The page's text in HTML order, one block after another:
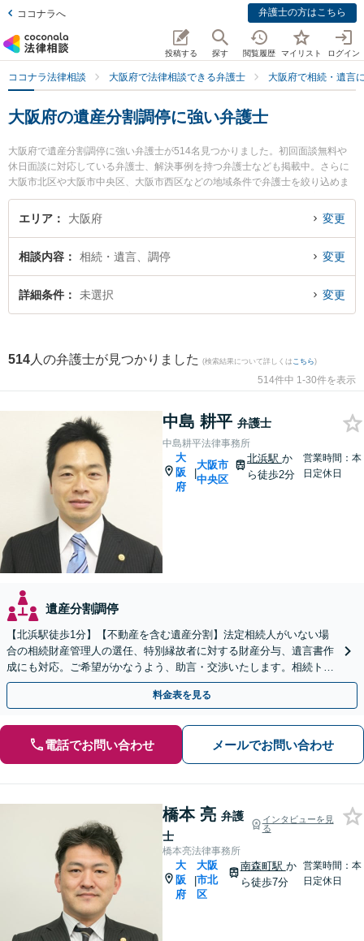
ココナラへ 弁護士の方はこちら
投稿する 探す 閲覧履歴 マイリスト ログイン
ココナラ法律相談 大阪府で法律相談できる弁護士 大阪府で相続・遺言
大阪府の遺産分割調停に強い弁護士
大阪府で遺産分割調停に強い弁護士が514名見つかりました。初回面談無料や
休日面談に対応している弁護士、解決事例を持つ弁護士なども掲載中。さらに
大阪市北区や大阪市中央区、大阪市西区などの地域条件で弁護士を絞り込めま
す。相続・遺言に関係する家族間の相続トラブルや認知症の相続、遺産分割等
の細かな分野での絞り込み検索もでき便利です。特に中島耕平法律事務所の中
『大阪府で土日や夜間に発生した遺産分割調停のトラブルを今すぐに弁護士に
相談したい』『遺産分割調停のトラブル解決の実績豊富な近くの弁護士を検索
したい』『初回相談無料で遺産分割調停を法律相談できる大阪府内の弁護士に
エリア 大阪府 変更
相談内容 相続・遺言、調停 変更
詳細条件 未選択 変更
514 人の弁護士が見つかりました (検索結果について詳しくは こちら)
514件中 1-30件を表示
中島 耕平 弁護士
中島耕平法律事務所
大
阪
府
|
大阪市
中央区
北浜駅 か
ら徒歩2分
営業時間：本
日定休日
遺産分割調停
【北浜駅徒歩1分】【不動産を含む遺産分割】法定相続人がいない場
合の相続財産管理人の選任、特別縁故者に対する財産分与、遺言書作
成にも対応。ご希望がかなうよう、助言・交渉いたします。相続トラ
ブルはお任せください！【税理士と連携】【秘密厳守】
料金表を見る
電話でお問い合わせ メールでお問い合わせ
橋本 亮 弁護
士
インタビューを見
る
橋本亮法律事務所
大
阪
府
|
大阪
市北
区
南森町駅 か
ら徒歩7分
営業時間：本
日定休日